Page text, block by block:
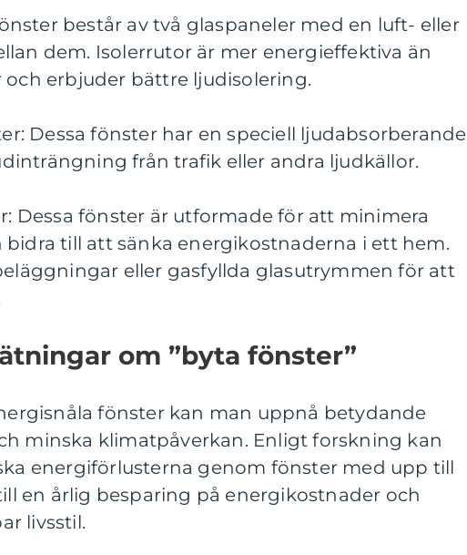
består av två glaspaneler med en luft- eller
dem. Isolerrutor är mer energieffektiva än
och erbjuder bättre ljudisolering.
Dessa fönster har en speciell ljudabsorberande
från trafik eller andra ljudkällor.
Dessa fönster är utformade för att minimera
till att sänka energikostnaderna i ett hem.
eller gasfyllda glasutrymmen för att
om ”byta fönster”
fönster kan man uppnå betydande
minska klimatpåverkan. Enligt forskning kan
energiförlusterna genom fönster med upp till
en årlig besparing på energikostnader och
livsstil.